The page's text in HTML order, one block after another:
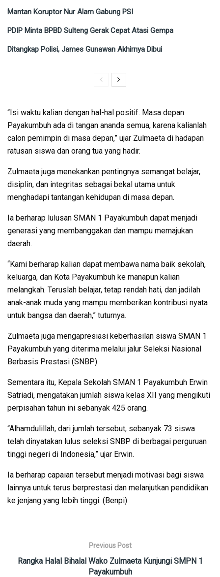
Mantan Koruptor Nur Alam Gabung PSI
PDIP Minta BPBD Sulteng Gerak Cepat Atasi Gempa
Ditangkap Polisi, James Gunawan Akhirnya Dibui
“Isi waktu kalian dengan hal-hal positif. Masa depan
Payakumbuh ada di tangan ananda semua, karena kalianlah
calon pemimpin di masa depan,” ujar Zulmaeta di hadapan
ratusan siswa dan orang tua yang hadir.
Zulmaeta juga menekankan pentingnya semangat belajar,
disiplin, dan integritas sebagai bekal utama untuk
menghadapi tantangan kehidupan di masa depan.
Ia berharap lulusan SMAN 1 Payakumbuh dapat menjadi
generasi yang membanggakan dan mampu memajukan
daerah.
“Kami berharap kalian dapat membawa nama baik sekolah,
keluarga, dan Kota Payakumbuh ke manapun kalian
melangkah. Teruslah belajar, tetap rendah hati, dan jadilah
anak-anak muda yang mampu memberikan kontribusi nyata
untuk bangsa dan daerah,” tuturnya.
Zulmaeta juga mengapresiasi keberhasilan siswa SMAN 1
Payakumbuh yang diterima melalui jalur Seleksi Nasional
Berbasis Prestasi (SNBP).
Sementara itu, Kepala Sekolah SMAN 1 Payakumbuh Erwin
Satriadi, mengatakan jumlah siswa kelas XII yang mengikuti
perpisahan tahun ini sebanyak 425 orang.
“Alhamdulillah, dari jumlah tersebut, sebanyak 73 siswa
telah dinyatakan lulus seleksi SNBP di berbagai perguruan
tinggi negeri di Indonesia,” ujar Erwin.
Ia berharap capaian tersebut menjadi motivasi bagi siswa
lainnya untuk terus berprestasi dan melanjutkan pendidikan
ke jenjang yang lebih tinggi. (Benpi)
Previous Post
Rangka Halal Bihalal Wako Zulmaeta Kunjungi SMPN 1
Payakumbuh